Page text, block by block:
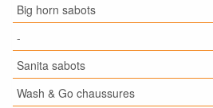
Big horn sabots
-
Sanita sabots
Wash & Go chaussures